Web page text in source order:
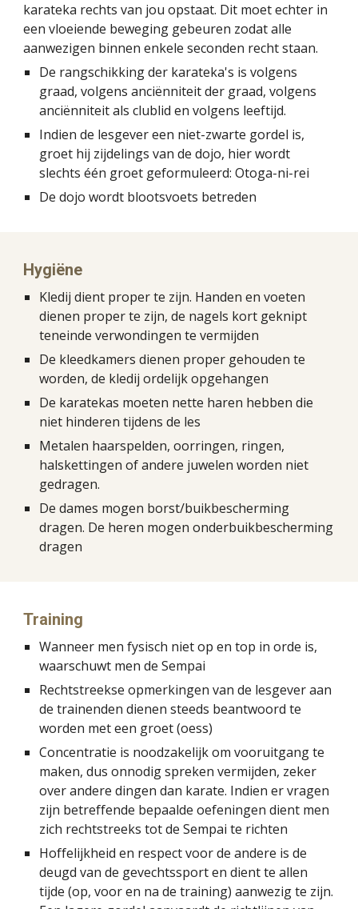
karateka rechts van jou opstaat. Dit moet echter in
een vloeiende beweging gebeuren zodat alle
aanwezigen binnen enkele seconden recht staan.
De rangschikking der karateka's is volgens
graad, volgens anciënniteit der graad, volgens
anciënniteit als clublid en volgens leeftijd.
Indien de lesgever een niet-zwarte gordel is,
groet hij zijdelings van de dojo, hier wordt
slechts één groet geformuleerd: Otoga-ni-rei
De dojo wordt blootsvoets betreden
Hygiëne
Kledij dient proper te zijn. Handen en voeten
dienen proper te zijn, de nagels kort geknipt
teneinde verwondingen te vermijden
De kleedkamers dienen proper gehouden te
worden, de kledij ordelijk opgehangen
De karatekas moeten nette haren hebben die
niet hinderen tijdens de les
Metalen haarspelden, oorringen, ringen,
halskettingen of andere juwelen worden niet
gedragen.
De dames mogen borst/buikbescherming
dragen. De heren mogen onderbuikbescherming
dragen
Training
Wanneer men fysisch niet op en top in orde is,
waarschuwt men de Sempai
Rechtstreekse opmerkingen van de lesgever aan
de trainenden dienen steeds beantwoord te
worden met een groet (oess)
Concentratie is noodzakelijk om vooruitgang te
maken, dus onnodig spreken vermijden, zeker
over andere dingen dan karate. Indien er vragen
zijn betreffende bepaalde oefeningen dient men
zich rechtstreeks tot de Sempai te richten
Hoffelijkheid en respect voor de andere is de
deugd van de gevechtssport en dient te allen
tijde (op, voor en na de training) aanwezig te zijn.